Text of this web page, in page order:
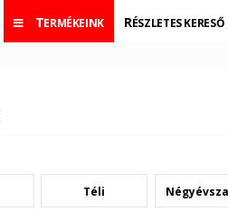
TERMÉKEINK RÉSZLETES KERESŐ
Téli